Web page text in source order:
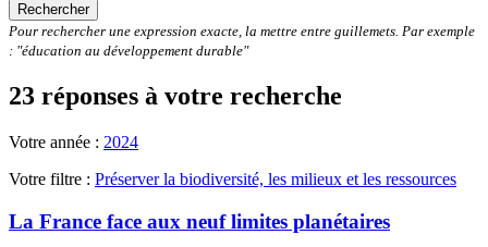
Rechercher
Pour rechercher une expression exacte, la mettre entre guillemets. Par exemple
: "éducation au développement durable"
23 réponses à votre recherche
Votre année : 2024
Votre filtre : Préserver la biodiversité, les milieux et les ressources
La France face aux neuf limites planétaires